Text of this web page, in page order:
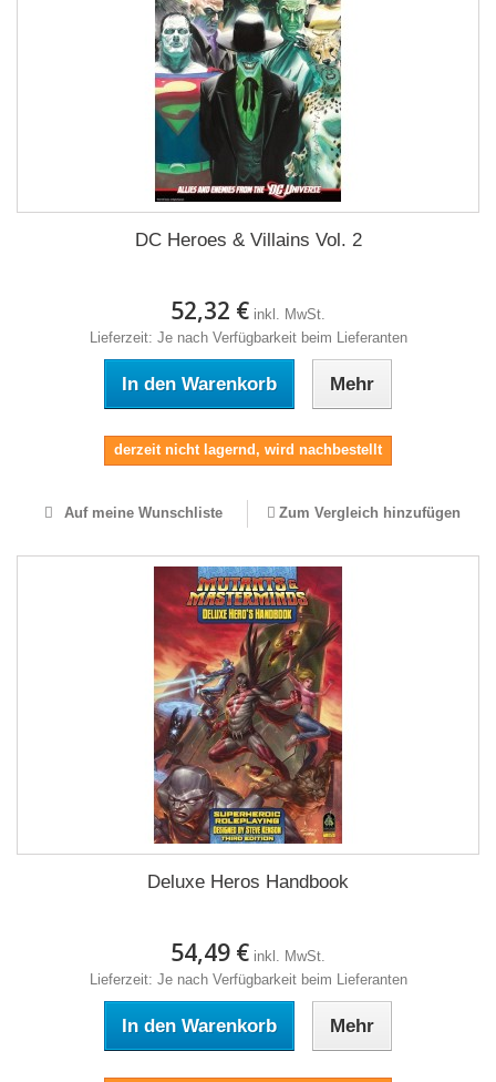
DC Heroes & Villains Vol. 2
52,32 € inkl. MwSt.
Lieferzeit: Je nach Verfügbarkeit beim Lieferanten
In den Warenkorb Mehr
derzeit nicht lagernd, wird nachbestellt
Auf meine Wunschliste Zum Vergleich hinzufügen
Deluxe Heros Handbook
54,49 € inkl. MwSt.
Lieferzeit: Je nach Verfügbarkeit beim Lieferanten
In den Warenkorb Mehr